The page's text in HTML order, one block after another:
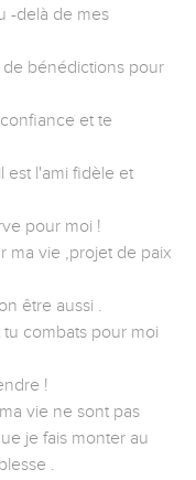
-delà de mes
bénédictions pour
et te
est l'ami fidèle et
pour moi !
ma vie ,projet de paix
être aussi .
combats pour moi
!
vie ne sont pas
je fais monter au
.